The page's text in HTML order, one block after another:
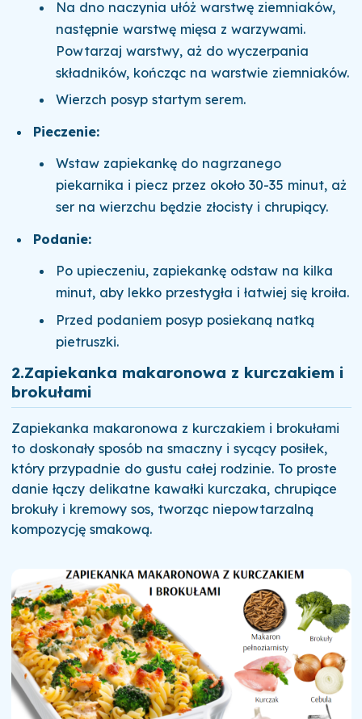
Na dno naczynia ułóż warstwę ziemniaków,
następnie warstwę mięsa z warzywami.
Powtarzaj warstwy, aż do wyczerpania
składników, kończąc na warstwie ziemniaków.
Wierzch posyp startym serem.
Pieczenie:
Wstaw zapiekankę do nagrzanego
piekarnika i piecz przez około 30-35 minut, aż
ser na wierzchu będzie złocisty i chrupiący.
Podanie:
Po upieczeniu, zapiekankę odstaw na kilka
minut, aby lekko przestygła i łatwiej się kroiła.
Przed podaniem posyp posiekaną natką
pietruszki.
2.Zapiekanka makaronowa z kurczakiem i
brokułami
Zapiekanka makaronowa z kurczakiem i brokułami
to doskonały sposób na smaczny i sycący posiłek,
który przypadnie do gustu całej rodzinie. To proste
danie łączy delikatne kawałki kurczaka, chrupiące
brokuły i kremowy sos, tworząc niepowtarzalną
kompozycję smakową.